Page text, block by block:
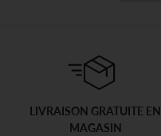
LIVRAISON GRATUITE EN
MAGASIN